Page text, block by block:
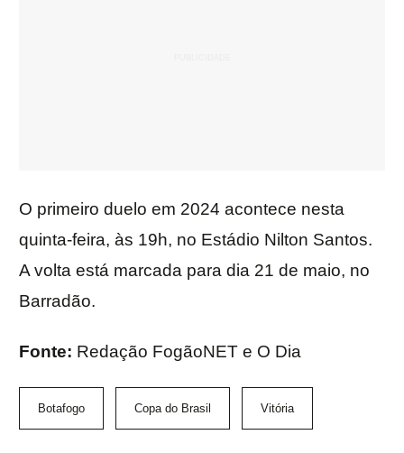
O primeiro duelo em 2024 acontece nesta
quinta-feira, às 19h, no Estádio Nilton Santos.
A volta está marcada para dia 21 de maio, no
Barradão.
Fonte: Redação FogãoNET e O Dia
Botafogo Copa do Brasil Vitória